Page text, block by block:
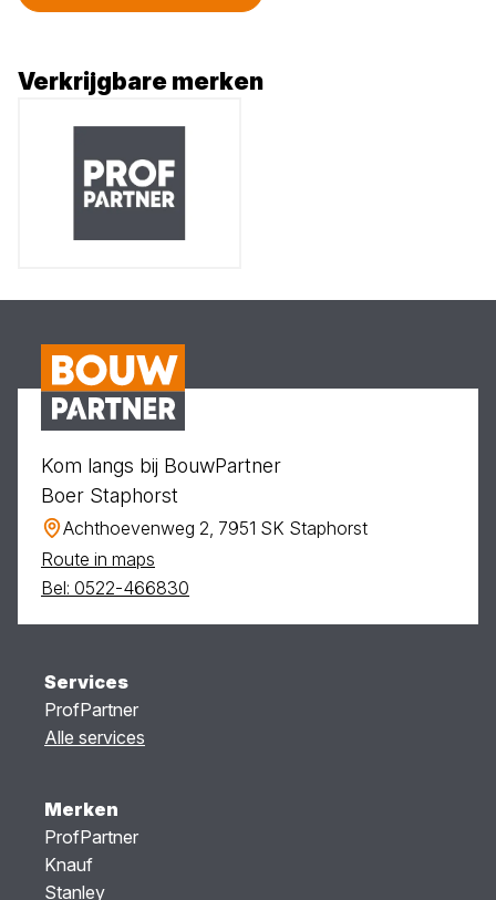
Verkrijgbare merken
Kom langs bij BouwPartner
Boer Staphorst
Achthoevenweg 2, 7951 SK Staphorst
Route in maps
Bel: 0522-466830
Services
ProfPartner
Alle services
Merken
ProfPartner
Knauf
Stanley